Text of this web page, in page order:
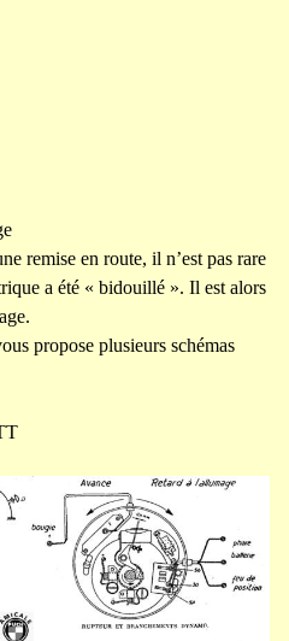
remise en route, il n’est pas rare
a été « bidouillé ». Il est alors
propose plusieurs schémas